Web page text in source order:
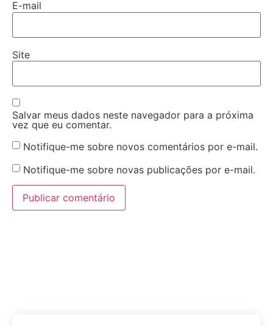
E-mail
Site
Salvar meus dados neste navegador para a próxima
vez que eu comentar.
Notifique-me sobre novos comentários por e-mail.
Notifique-me sobre novas publicações por e-mail.